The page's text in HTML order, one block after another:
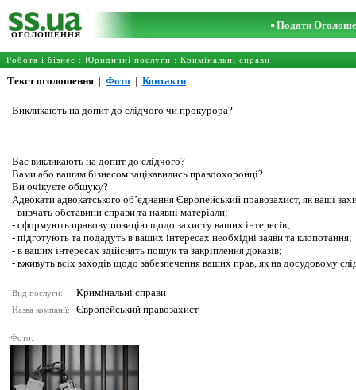
ОГОЛОШЕННЯ
Подати
Робота і бізнес : Юридичні послуги : Кримінальні справи
Текст оголошення | Фото | Контакти
Викликають на допит до слідчого чи прокурора?
Вас викликають на допит до слідчого?
Вами або вашим бізнесом зацікавились правоохоронці?
Ви очікуєте обшуку?
Адвокати адвокатського об’єднання Європейський правозахист, як ваші
- вивчать обставини справи та наявні матеріали;
- сформують правову позицію щодо захисту ваших інтересів;
- підготують та подадуть в ваших інтересах необхідні заяви та клопотання;
- в ваших інтересах здійснять пошук та закріплення доказів;
- вживуть всіх заходів щодо забезпечення ваших прав, як на досудовому
Вид послуги: Кримінальні справи
Назва компанії: Європейський правозахист
Фото: